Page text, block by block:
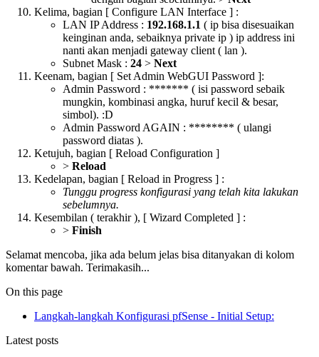
Kelima, bagian [ Configure LAN Interface ] :
LAN IP Address : 192.168.1.1 ( ip bisa disesuaikan
keinginan anda, sebaiknya private ip ) ip address ini
nanti akan menjadi gateway client ( lan ).
Subnet Mask : 24 > Next
Keenam, bagian [ Set Admin WebGUI Password ]:
Admin Password : ******* ( isi password sebaik
mungkin, kombinasi angka, huruf kecil & besar,
simbol). :D
Admin Password AGAIN : ******** ( ulangi
password diatas ).
Ketujuh, bagian [ Reload Configuration ]
> Reload
Kedelapan, bagian [ Reload in Progress ] :
Tunggu progress konfigurasi yang telah kita lakukan
sebelumnya.
Kesembilan ( terakhir ), [ Wizard Completed ] :
> Finish
Selamat mencoba, jika ada belum jelas bisa ditanyakan di kolom
komentar bawah. Terimakasih...
On this page
Langkah-langkah Konfigurasi pfSense - Initial Setup:
Latest posts